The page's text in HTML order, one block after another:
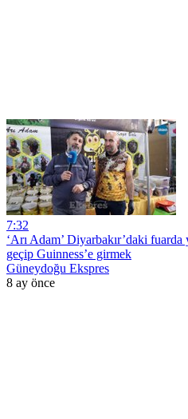
7:32
‘Arı Adam’ Diyarbakır’daki
geçip Guinness’e girmek
Güneydoğu Ekspres
8 ay önce